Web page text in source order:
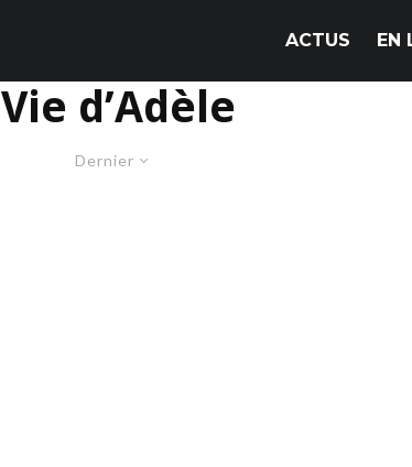
ACTUS EN
Vie d’Adèle
Dernier